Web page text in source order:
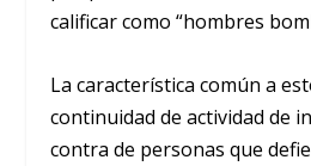
calificar como “hombres
La característica común a
continuidad de actividad de
contra de personas que